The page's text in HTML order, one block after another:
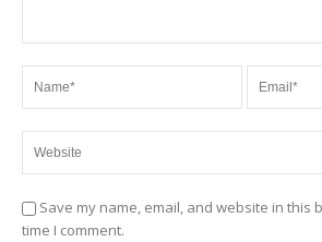
Save my name, email, and website in this
time I comment.